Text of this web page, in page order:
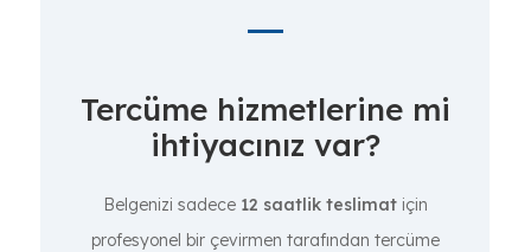
Tercüme hizmetlerine mi
ihtiyacınız var?
Belgenizi sadece 12 saatlik teslimatiçin
profesyonel bir çevirmen tarafından tercüme